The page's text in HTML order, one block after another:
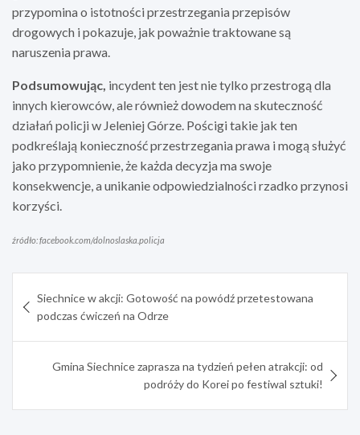
przypomina o istotności przestrzegania przepisów
drogowych i pokazuje, jak poważnie traktowane są
naruszenia prawa.
Podsumowując, incydent ten jest nie tylko przestrogą dla
innych kierowców, ale również dowodem na skuteczność
działań policji w Jeleniej Górze. Pościgi takie jak ten
podkreślają konieczność przestrzegania prawa i mogą służyć
jako przypomnienie, że każda decyzja ma swoje
konsekwencje, a unikanie odpowiedzialności rzadko przynosi
korzyści.
źródło: facebook.com/dolnoslaska.policja
wpisu
Siechnice w akcji: Gotowość na powódź przetestowana
podczas ćwiczeń na Odrze
Gmina Siechnice zaprasza na tydzień pełen atrakcji: od
podróży do Korei po festiwal sztuki!